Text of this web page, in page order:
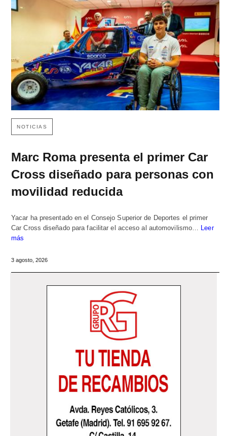
NOTICIAS
Marc Roma presenta el primer Car
Cross diseñado para personas con
movilidad reducida
Yacar ha presentado en el Consejo Superior de Deportes el primer
Car Cross diseñado para facilitar el acceso al automovilismo… Leer
más
3 agosto, 2026